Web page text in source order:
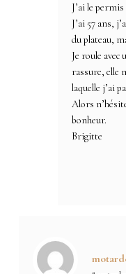
J’ai le
J’ai 57 ans,
du plateau,
Je roule avec
rassure, elle
laquelle j’ai
Alors
bonheur.
Brigitte